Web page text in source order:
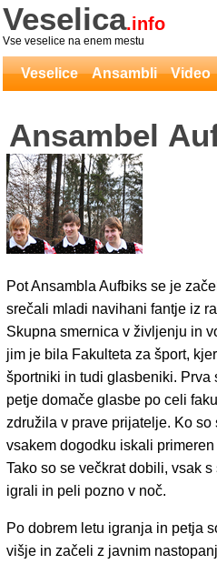
Veselica.info
Vse veselice na enem mestu
Veselice Ansambli Video
Ansambel
Pot Ansambla Aufbiks se je
srečali mladi navihani fantje iz
Skupna smernica v življenju in
jim je bila Fakulteta za šport,
športniki in tudi glasbeniki. Prva
petje domače glasbe po celi
združila v prave prijatelje. Ko
vsakem dogodku iskali
Tako so se večkrat dobili, vsak
igrali in peli pozno v noč.
Po dobrem letu igranja in petja
višje in začeli z javnim